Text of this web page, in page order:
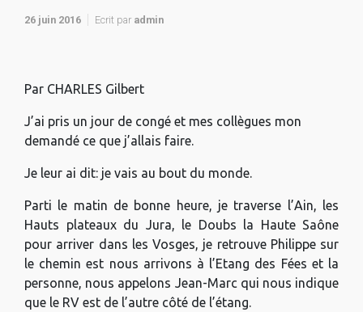
26 juin 2016 Ecrit par admin
Par CHARLES Gilbert
J’ai pris un jour de congé et mes collègues mon
demandé ce que j’allais faire.
Je leur ai dit: je vais au bout du monde.
Parti le matin de bonne heure, je traverse l’Ain, les
Hauts plateaux du Jura, le Doubs la Haute Saône
pour arriver dans les Vosges, je retrouve Philippe sur
le chemin est nous arrivons à l’Etang des Fées et la
personne, nous appelons Jean-Marc qui nous indique
que le RV est de l’autre côté de l’étang.